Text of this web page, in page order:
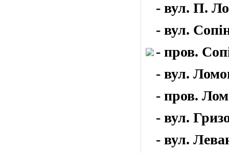
- вул. П.
- вул.
- пров.
- вул.
- пров.
- вул.
- вул.